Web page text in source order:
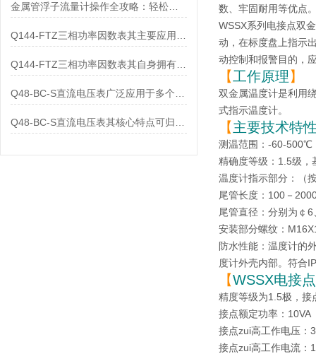
金属管浮子流量计操作全攻略：轻松拿捏，精准掌控每一步！
Q144-FTZ三相功率因数表其自身拥有怎样的功能呢？
数、牢固耐用等优点
WSSX系列电接点双
动，在标度盘上指示
动控制和报警目的，
【工作原理 】
双金属温度计是利用
式指示温度计。
【主要技术特
测温范围：-60-500℃
精确度等级：1.5级，
温度计指示部分：（
尾管长度：100－
尾管直径：分别为￠
安装部分螺纹：
防水性能：温度计的
度计外壳内部。符合
【WSSX电接
精度等级为1.5极，接
接点额定功率：10VA
接点zui高工作电压：
接点zui高工作电流：